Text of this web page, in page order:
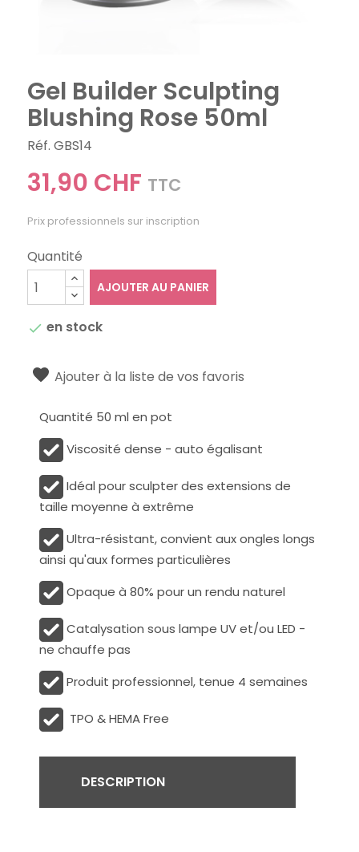
Gel Builder Sculpting
Blushing Rose 50ml
Réf. GBS14
31,90 CHF TTC
Prix professionnels sur inscription
Quantité
AJOUTER AU PANIER
 en stock
Ajouter à la liste de vos favoris
Quantité 50 ml en pot
Viscosité dense - auto égalisant
Idéal pour sculpter des extensions de
taille moyenne à extrême
Ultra-résistant, convient aux ongles longs
ainsi qu'aux formes particulières
Opaque à 80% pour un rendu naturel
Catalysation sous lampe UV et/ou LED -
ne chauffe pas
Produit professionnel, tenue 4 semaines
TPO & HEMA Free
DESCRIPTION